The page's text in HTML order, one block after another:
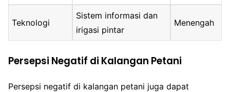
Teknologi
Sistem informasi dan
irigasi pintar
Menengah
Persepsi Negatif di Kalangan Petani
Persepsi negatif di kalangan petani juga dapat